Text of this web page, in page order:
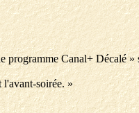
Canal+ Décalé »
l'avant-soirée. »